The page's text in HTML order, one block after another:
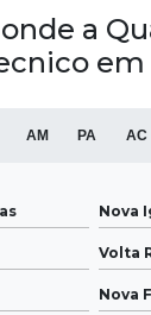
a
AM PA AC
Nova
Volta
Nova